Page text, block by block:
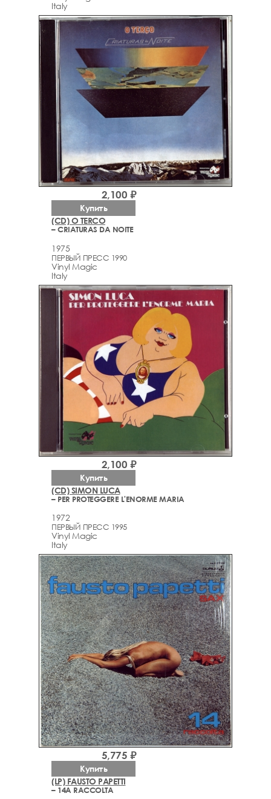
Italy
(CD) O TERCO
– CRIATURAS DA NOITE
1975
ПЕРВЫЙ ПРЕСС 1990
Vinyl Magic
Italy
2,100 ₽
Купить
(CD) SIMON LUCA
– PER PROTEGGERE L'ENORME MARIA
1972
ПЕРВЫЙ ПРЕСС 1995
Vinyl Magic
Italy
2,100 ₽
Купить
(LP) FAUSTO PAPETTI
– 14A RACCOLTA
5,775 ₽
Купить